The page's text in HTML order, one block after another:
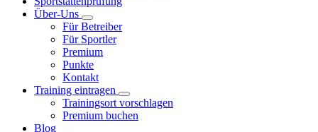
Über-Uns
Für Betreiber
Für Sportler
Premium
Punkte
Kontakt
Training eintragen
Trainingsort vorschlagen
Premium buchen
Blog